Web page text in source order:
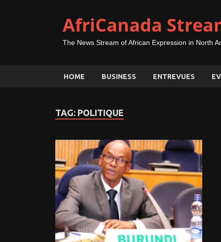
AfriCanada
The News Stream of African Expression in North
HOME BUSINESS ENTREVUES
TAG: POLITIQUE